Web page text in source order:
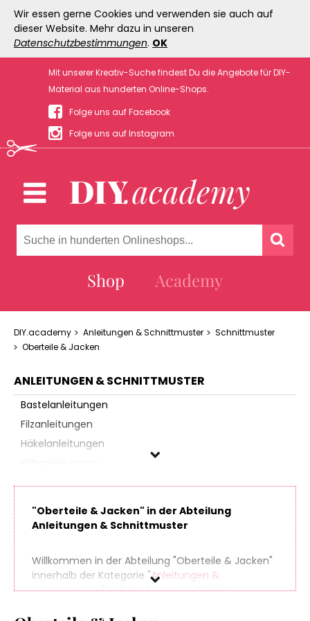
Wir essen gerne Cookies und verwenden sie auch auf
dieser Website. Mehr dazu in unseren
Datenschutzbestimmungen. OK
Mit unserer Kreativ-Suche findest Du die Angebote für DIY-
Material aus hunderten Online-Shops.
Folge uns auf Facebook
Folge uns auf Instagram
Shop Academy
DIY.academy Anleitungen & Schnittmuster
Schnittmuster
Oberteile & Jacken
ANLEITUNGEN & SCHNITTMUSTER
Bastelanleitungen
Filzanleitungen
Häkelanleitungen
Schnittmuster
Herrenmode
Kleider & Schürzen
Oberteile & Jacken
Taschen
"Oberteile & Jacken" in der Abteilung
Anleitungen & Schnittmuster
Willkommen in der Abteilung "Oberteile & Jacken"
innerhalb der Kategorie "Anleitungen &
Schnittmuster" aufDIY.Academy, Deinem